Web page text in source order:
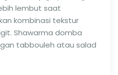
lembut saat
kombinasi tekstur
Shawarma domba
tabbouleh atau salad